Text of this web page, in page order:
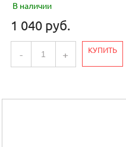
В наличии
1 040 руб.
- + КУПИТЬ